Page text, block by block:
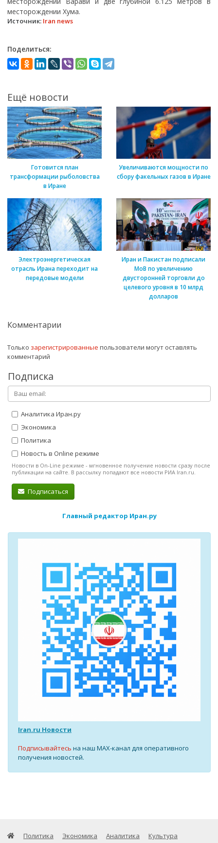
месторождении Хума.
Источник: Iran news
Поделиться:
Ещё новости
Готовится план
трансформации рыболовства
в Иране
Увеличиваются мощности по
сбору факельных газов в Иране
Электроэнергетическая
отрасль Ирана переходит на
передовые модели
Иран и Пакистан подписали
МоВ по увеличению
двусторонней торговли до
целевого уровня в 10 млрд
долларов
Комментарии
Только зарегистрированные пользователи могут оставлять
комментарий
Подписка
Аналитика Иран.ру
Экономика
Политика
Новость в Online режиме
Новости в On-Line режиме - мгновенное получение новости сразу после
публикации на сайте. В рассылку попадают все новости РИА Iran.ru.
Подписаться
Главный редактор Иран.ру
Iran.ru Новости
Подписывайтесь на наш MAX-канал для оперативного
получения новостей.
Политика Экономика Аналитика
Культура